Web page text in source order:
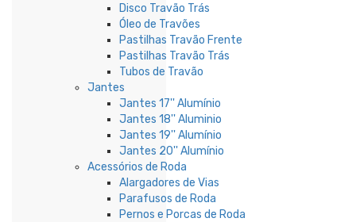
Disco Travão Trás
Óleo de Travões
Pastilhas Travão Frente
Pastilhas Travão Trás
Tubos de Travão
Jantes
Jantes 17'' Alumínio
Jantes 18'' Aluminio
Jantes 19'' Alumínio
Jantes 20'' Alumínio
Acessórios de Roda
Alargadores de Vias
Parafusos de Roda
Pernos e Porcas de Roda